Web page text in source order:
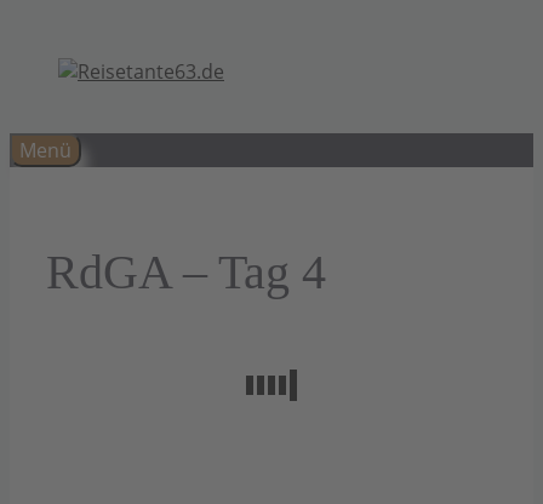
springen
Menü
RdGA – Tag 4